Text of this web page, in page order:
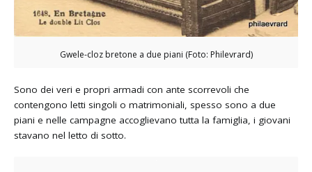
Gwele-cloz bretone a due piani (Foto: Philevrard)
Sono dei veri e propri armadi con ante scorrevoli che
contengono letti singoli o matrimoniali, spesso sono a due
piani e nelle campagne accoglievano tutta la famiglia, i giovani
stavano nel letto di sotto.